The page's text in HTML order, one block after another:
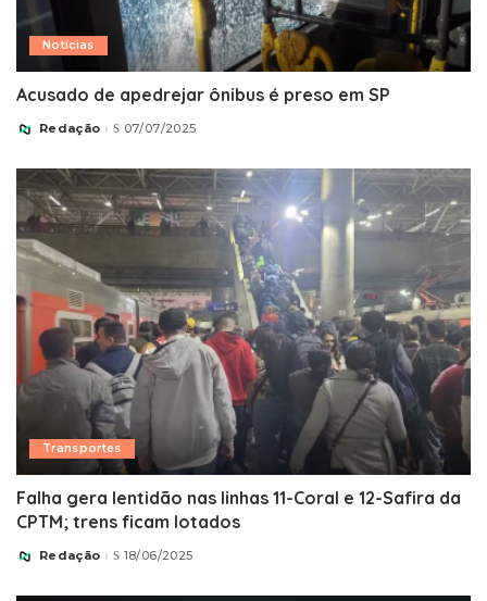
Notícias
Acusado de apedrejar ônibus é preso em SP
Posted
Redação 07/07/2025
Transportes
Falha gera lentidão nas linhas 11-Coral e 12-Safira da
CPTM; trens ficam lotados
Posted
Redação 18/06/2025